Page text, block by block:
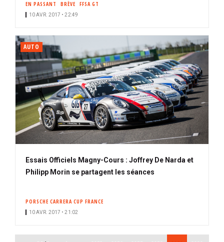
EN PASSANT BRÈVE FFSA GT
10 AVR. 2017 • 22:49
AUTO
Essais Officiels Magny-Cours : Joffrey De Narda et
Philipp Morin se partagent les séances
PORSCHE CARRERA CUP FRANCE
10 AVR. 2017 • 21:02